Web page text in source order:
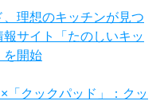
、理想のキッチンが見つ
サイト「たのしいキッ
を開始
×「クックパッド」：クッ